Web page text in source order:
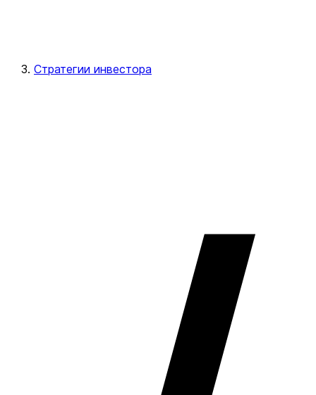
Стратегии инвестора